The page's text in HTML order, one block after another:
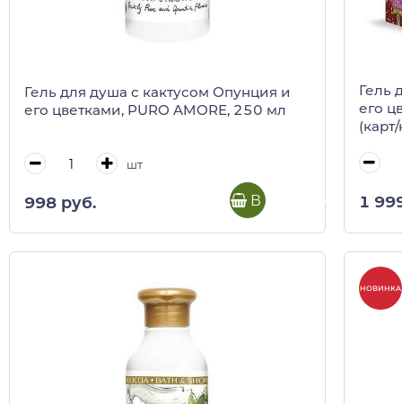
Гель для душа с кактусом Опунция и
его цветками, PURO AMORE, 250 мл
шт
998 руб. В корзину
Гель
его
1
НОВИНКА